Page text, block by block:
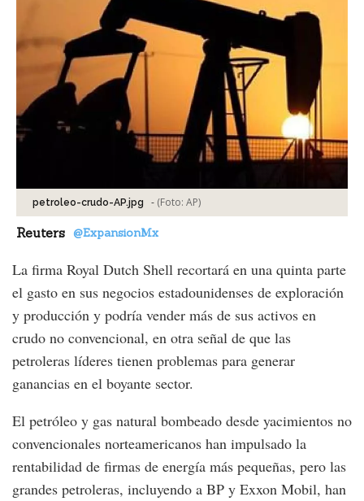
petroleo-crudo-AP.jpg - (Foto: AP)
Reuters @ExpansionMx
La firma Royal Dutch Shell recortará en una quinta parte
el gasto en sus negocios estadounidenses de exploración
y producción y podría vender más de sus activos en
crudo no convencional, en otra señal de que las
petroleras líderes tienen problemas para generar
ganancias en el boyante sector.
El petróleo y gas natural bombeado desde yacimientos no
convencionales norteamericanos han impulsado la
rentabilidad de firmas de energía más pequeñas, pero las
grandes petroleras, incluyendo a BP y Exxon Mobil, han